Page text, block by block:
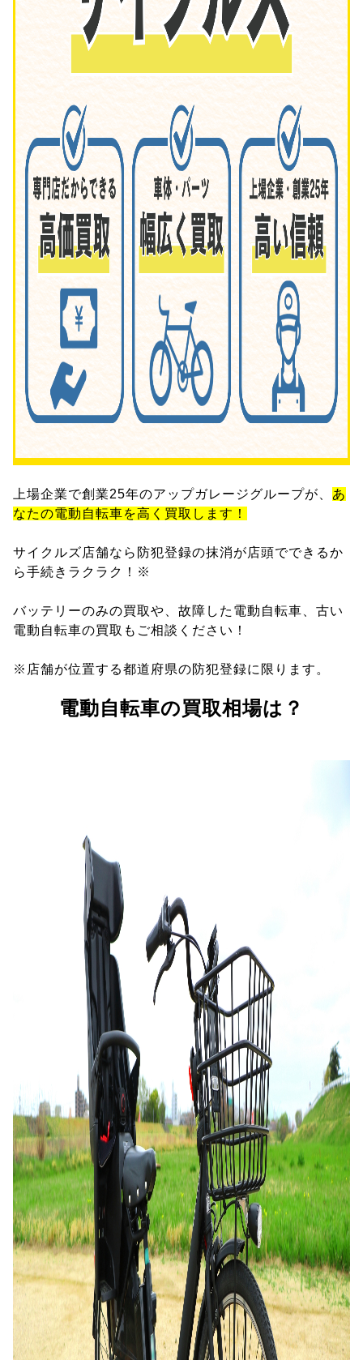
上場企業で創業25年のアップガレージグループが、 あ
なたの電動自転車を高く買取します！
サイクルズ店舗なら防犯登録の抹消が店頭でできるか
ら手続きラクラク！※
バッテリーのみの買取や、故障した電動自転車、古い
電動自転車の買取もご相談ください！
※店舗が位置する都道府県の防犯登録に限ります。
電動自転車の買取相場は？